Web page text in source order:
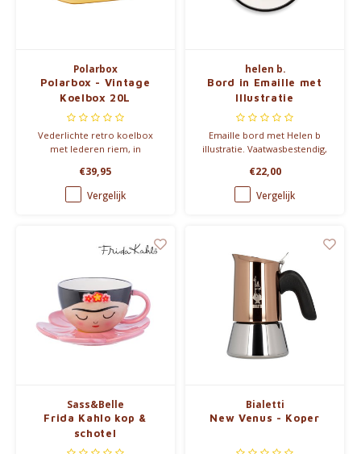
Polarbox
Polarbox - Vintage
Koelbox 20L
Vederlichte retro koelbox
met lederen riem, in
€39,95
Vergelijk
helen b.
Bord in Emaille met
Illustratie
Emaille bord met Helen b
illustratie. Vaatwasbestendig,
microgolfoven. Diameter: 18
cm.
€22,00
Vergelijk
Sass&Belle
Frida Kahlo kop &
schotel
Bialetti
New Venus - Koper